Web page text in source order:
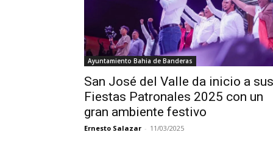
Ayuntamiento Bahia de Banderas
San José del Valle da inicio a sus
Fiestas Patronales 2025 con un
gran ambiente festivo
Ernesto Salazar - 11/03/2025